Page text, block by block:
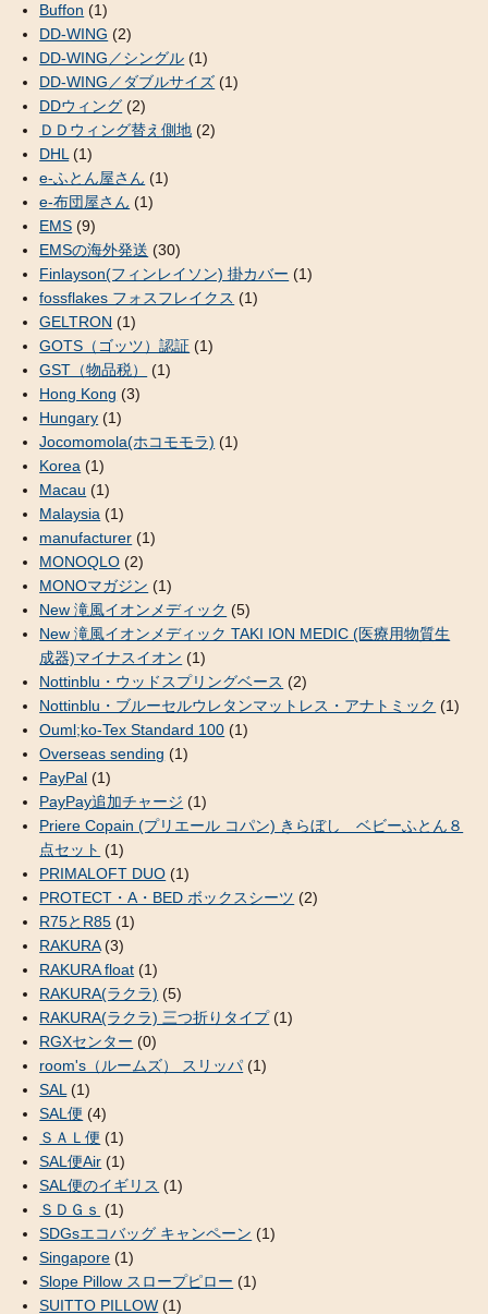
Buffon (1)
DD-WING (2)
DD-WING／シングル (1)
DD-WING／ダブルサイズ (1)
DDウィング (2)
ＤＤウィング替え側地 (2)
DHL(1)
e-ふとん屋さん (1)
e-布団屋さん (1)
EMS (9)
EMSの海外発送 (30)
Finlayson(フィンレイソン) 掛カバー (1)
fossflakes フォスフレイクス (1)
GELTRON (1)
GOTS（ゴッツ）認証 (1)
GST（物品税）
(1)
Hong Kong (3)
Hungary (1)
Jocomomola(ホコモモラ) (1)
Korea (1)
Macau (1)
Malaysia (1)
manufacturer (1)
MONOQLO (2)
MONOマガジン (1)
New 滝風イオンメディック (5)
New 滝風イオンメディック TAKI ION MEDIC (医療用物質生
成器)マイナスイオン (1)
Nottinblu・ウッドスプリングベース (2)
Nottinblu・ブルーセルウレタンマットレス・アナトミック (1)
Ouml;ko-Tex Standard 100 (1)
Overseas sending (1)
PayPal (1)
PayPay追加チャージ (1)
Priere Copain (プリエール コパン) きらぼし ベビーふとん８
点セット (1)
PRIMALOFT DUO (1)
PROTECT・A・BED ボックスシーツ (2)
R75とR85 (1)
RAKURA(3)
RAKURA float (1)
RAKURA(ラクラ) (5)
RAKURA(ラクラ) 三つ折りタイプ(1)
RGXセンター (0)
room's（ルームズ） スリッパ (1)
SAL(1)
SAL便 (4)
ＳＡＬ便 (1)
SAL便Air (1)
SAL便のイギリス (1)
ＳＤＧｓ (1)
SDGsエコバッグ キャンペーン (1)
Singapore (1)
Slope Pillow スロープピロー (1)
SUITTO PILLOW (1)